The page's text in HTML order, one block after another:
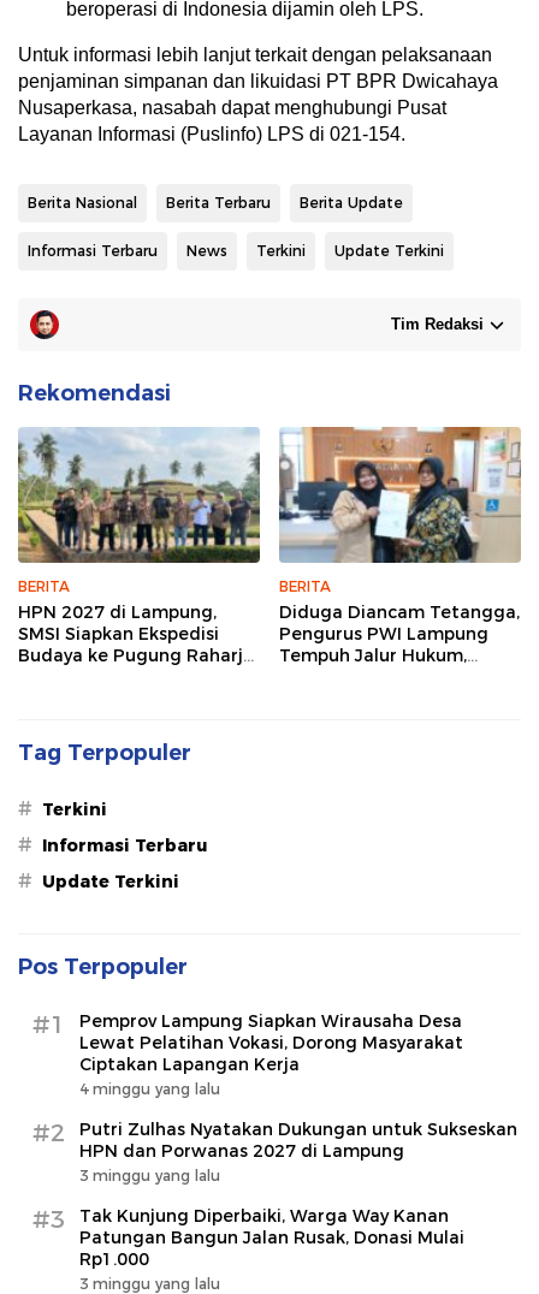
beroperasi di Indonesia dijamin oleh LPS.
Untuk informasi lebih lanjut terkait dengan pelaksanaan
penjaminan simpanan dan likuidasi PT BPR Dwicahaya
Nusaperkasa, nasabah dapat menghubungi Pusat
Layanan Informasi (Puslinfo) LPS di 021-154.
Berita Nasional Berita Terbaru Berita Update
Informasi Terbaru News Terkini Update Terkini
Tim Redaksi
Rekomendasi
BERITA
HPN 2027 di Lampung,
SMSI Siapkan Ekspedisi
Budaya ke Pugung Raharjo
BERITA
Diduga Diancam Tetangga,
Pengurus PWI Lampung
Tempuh Jalur Hukum,
Tag Terpopuler
# Terkini
# Informasi Terbaru
# Update Terkini
Pos Terpopuler
#1
Pemprov Lampung Siapkan Wirausaha Desa
Lewat Pelatihan Vokasi, Dorong Masyarakat
Ciptakan Lapangan Kerja
4 minggu yang lalu
#2
Putri Zulhas Nyatakan Dukungan untuk Sukseskan
HPN dan Porwanas 2027 di Lampung
3 minggu yang lalu
#3
Tak Kunjung Diperbaiki, Warga Way Kanan
Patungan Bangun Jalan Rusak, Donasi Mulai
Rp1.000
3 minggu yang lalu